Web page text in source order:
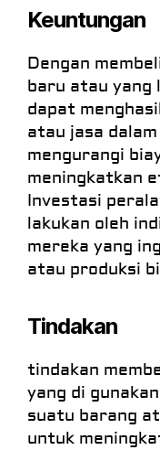
Keuntungan
Dengan
baru atau yang
dapat
atau jasa
mengurangi
meningkatkan
Investasi
lakukan oleh
mereka yang
atau produksi
Tindakan
tindakan
yang di
suatu barang
untuk